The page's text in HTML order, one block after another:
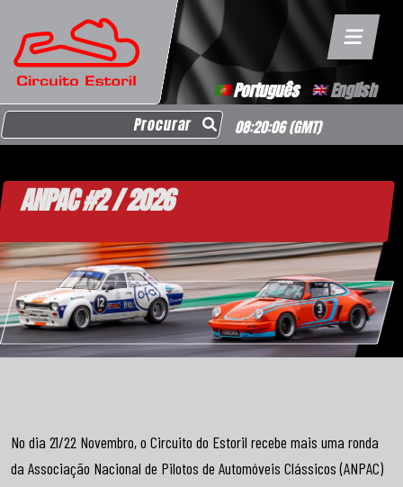
Português English
Search for: 08:20:06(GMT)
ANPAC #2 / 2026
No dia 21/22 Novembro, o Circuito do Estoril recebe mais uma ronda
da Associação Nacional de Pilotos de Automóveis Clássicos (ANPAC)